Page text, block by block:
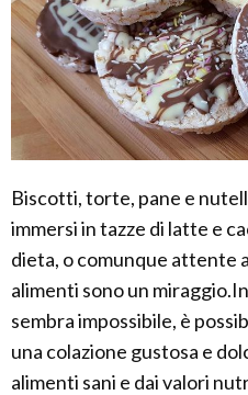
Biscotti, torte, pane e
immersi in tazze di latte e
dieta, o comunque attente
alimenti sono un
sembra impossibile, è
una colazione gustosa e
alimenti sani e dai valori